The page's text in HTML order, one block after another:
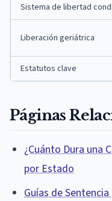
Sistema de libertad
Liberación geriátrica
Estatutos clave
Páginas
¿Cuánto Dura una
por Estado
Guías de